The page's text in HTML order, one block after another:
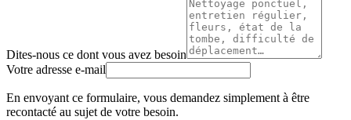
Dites-nous ce dont vous avez besoin
Votre adresse e-mail
En envoyant ce formulaire, vous demandez simplement à être
recontacté au sujet de votre besoin.